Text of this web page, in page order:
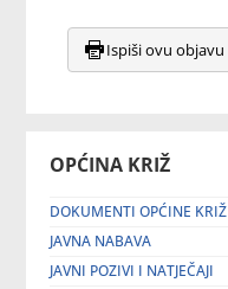
OPĆINA KRIŽ
DOKUMENTI OPĆINE KRIŽ
JAVNA NABAVA
JAVNI POZIVI I NATJEČAJI
Ispiši ovu objavu